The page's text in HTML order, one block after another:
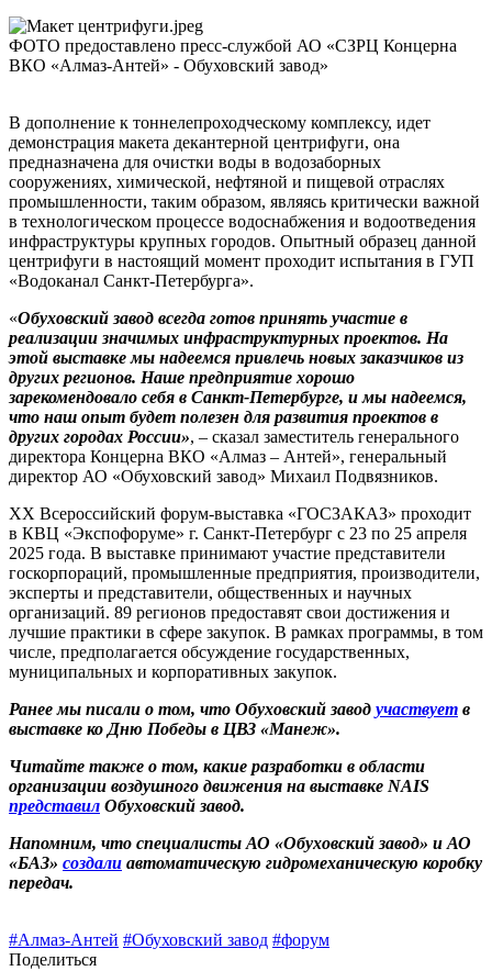
ФОТО предоставлено пресс-службой АО «СЗРЦ Концерна
ВКО «Алмаз-Антей» - Обуховский завод»
В дополнение к тоннелепроходческому комплексу, идет
демонстрация макета декантерной центрифуги, она
предназначена для очистки воды в водозаборных
сооружениях, химической, нефтяной и пищевой отраслях
промышленности, таким образом, являясь критически важной
в технологическом процессе водоснабжения и водоотведения
инфраструктуры крупных городов. Опытный образец данной
центрифуги в настоящий момент проходит испытания в ГУП
«Водоканал Санкт-Петербурга».
«Обуховский завод всегда готов принять участие в
реализации значимых инфраструктурных проектов. На
этой выставке мы надеемся привлечь новых заказчиков из
других регионов. Наше предприятие хорошо
зарекомендовало себя в Санкт-Петербурге, и мы надеемся,
что наш опыт будет полезен для развития проектов в
других городах России», – сказал заместитель генерального
директора Концерна ВКО «Алмаз – Антей», генеральный
директор АО «Обуховский завод» Михаил Подвязников.
XX Всероссийский форум-выставка «ГОСЗАКАЗ» проходит
в КВЦ «Экспофоруме» г. Санкт-Петербург с 23 по 25 апреля
2025 года. В выставке принимают участие представители
госкорпораций, промышленные предприятия, производители,
эксперты и представители, общественных и научных
организаций. 89 регионов предоставят свои достижения и
лучшие практики в сфере закупок. В рамках программы, в том
числе, предполагается обсуждение государственных,
муниципальных и корпоративных закупок.
Ранее мы писали о том, что Обуховский завод участвует в
выставке ко Дню Победы в ЦВЗ «Манеж».
Читайте также о том, какие разработки в области
организации воздушного движения на выставке NAIS
представил Обуховский завод.
Напомним, что специалисты АО «Обуховский завод» и АО
«БАЗ» создали автоматическую гидромеханическую коробку
передач.
#Алмаз-Антей #Обуховский завод #форум
Поделиться